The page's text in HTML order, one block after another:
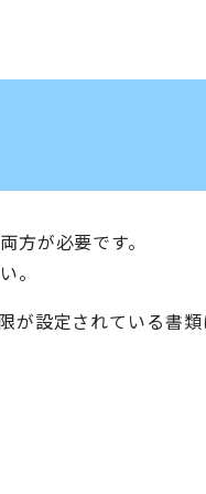
が必要です。
。
設定されている書